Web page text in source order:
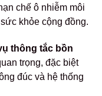
chế ô nhiễm môi
khỏe cộng đồng.
thông tắc bồn
trọng, đặc biệt
đúc và hệ thống